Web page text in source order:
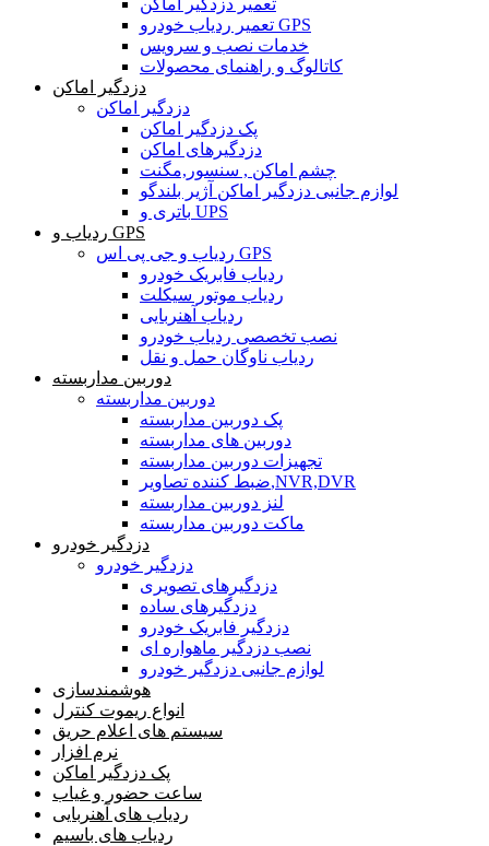
تعمیر دزدگیر اماکن
تعمیر ردیاب خودرو GPS
خدمات نصب و سرویس
کاتالوگ و راهنمای محصولات
دزدگیر اماکن
دزدگیر اماکن
پک دزدگیر اماکن
دزدگیرهای اماکن
چشم اماکن , سنسور,مگنت
لوازم جانبی دزدگیر اماکن آژیر بلندگو
باتری و UPS
ردیاب و GPS
ردیاب و جی پی اس GPS
ردیاب فابریک خودرو
ردیاب موتور سیکلت
ردیاب آهنربایی
نصب تخصصی ردیاب خودرو
ردیاب ناوگان حمل و نقل
دوربین مداربسته
دوربین مداربسته
پک دوربین مداربسته
دوربین های مداربسته
تجهیزات دوربین مداربسته
ضبط کننده تصاویر,NVR,DVR
لنز دوربین مداربسته
ماکت دوربین مداربسته
دزدگیر خودرو
دزدگیر خودرو
دزدگیرهای تصویری
دزدگیرهای ساده
دزدگیر فابریک خودرو
نصب دزدگیر ماهواره ای
لوازم جانبی دزدگیر خودرو
هوشمندسازی
انواع ریموت کنترل
سیستم های اعلام حریق
نرم افزار
پک دزدگیر اماکن
ساعت حضور و غیاب
ردیاب های آهنربایی
ردیاب های باسیم